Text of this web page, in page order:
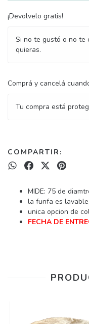
¡Devolvelo gratis!
Si no te gustó o no te
quieras.
Comprá y cancelá
Tu compra está
COMPARTIR:
MIDE: 75 de
la funfa es
unica opcion de
FECHA DE